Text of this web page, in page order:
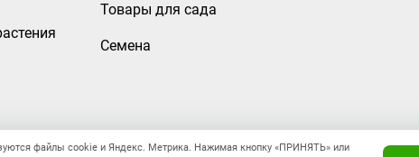
Товары для сада
Семена
файлы cookie и Яндекс. Метрика. Нажимая кнопку «ПРИНЯТЬ» или